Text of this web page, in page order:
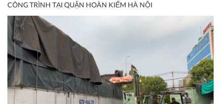
CÔNG TRÌNH TẠI QUẬN HOÀN KIẾM HÀ NỘI